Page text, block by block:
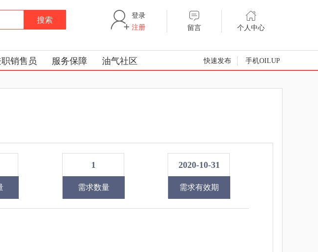
搜索
登录
注册
留言 个人中心
销售员 服务保障 油气社区 手机OILUP
快速发布
1
需求数量
2020-10-31
需求有效期